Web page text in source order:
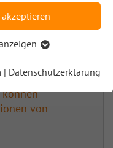
| Datenschutzerklärung
– Information in
verarbeiten /
unterscheiden
von